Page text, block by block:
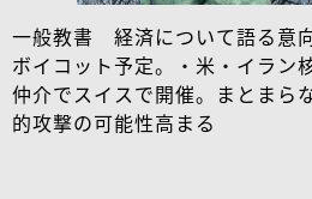
一般教書 経済について語る意
ボイコット予定。・米・イラ
仲介でスイスで開催。まとまら
的攻撃の可能性高まる